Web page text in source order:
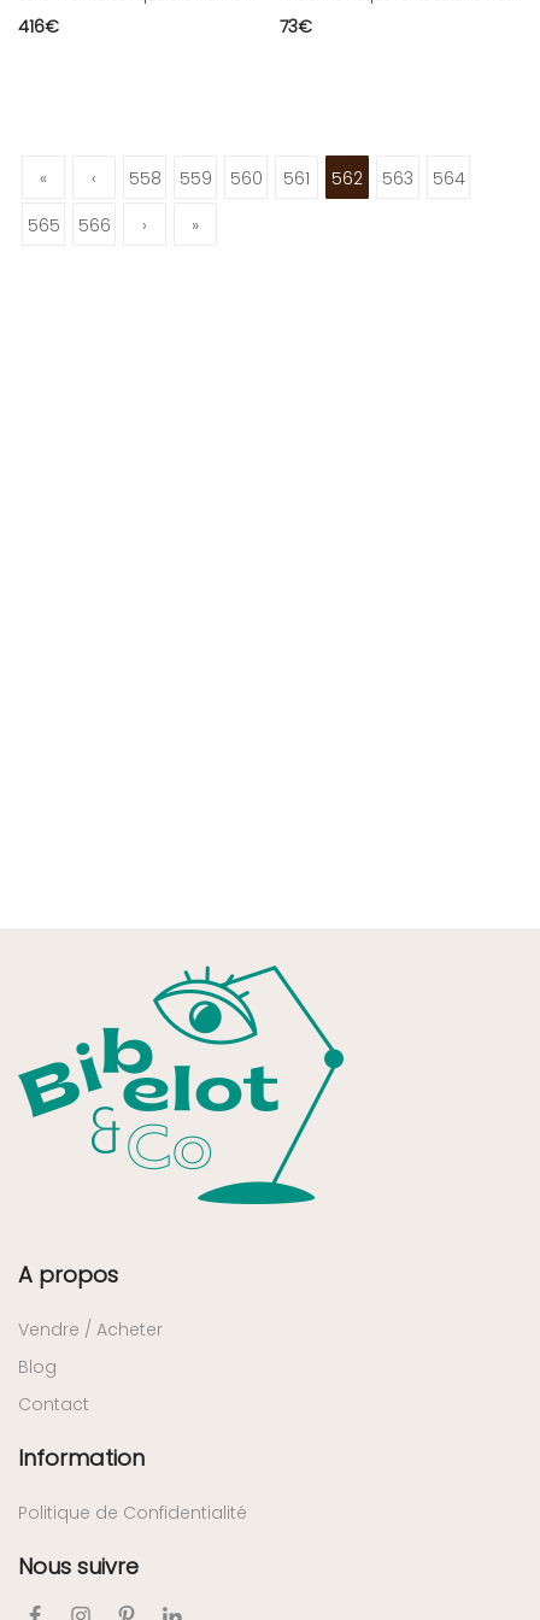
416€
73€
« ‹ 558 559 560 561 562 563
564
565
566 › »
A propos
Vendre / Acheter
Blog
Contact
Information
Politique de Confidentialité
Nous suivre